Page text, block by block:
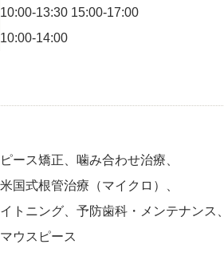
10:00-13:30 15:00-17:00
10:00-14:00
ース矯正、噛み合わせ治療、
国式根管治療（マイクロ）、
トニング、予防歯科・メンテナンス、
ウスピース